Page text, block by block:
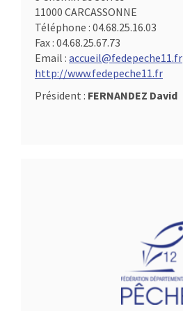
11000 CARCASSONNE
Téléphone : 04.68.25.16.03
Fax : 04.68.25.67.73
Email : accueil@fedepeche11.fr
http://www.fedepeche11.fr
Président : FERNANDEZ David